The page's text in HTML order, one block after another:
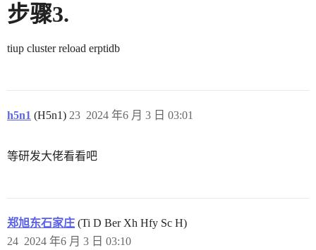
步骤3.
tiup cluster reload erptidb
h5n1 (H5n1) 2024 年6 月 3 日 03:01
23
等研发大佬看看吧
郑旭东石家庄 (Ti D Ber Xh Hfy Sc H)
2024 年6 月 3 日 03:10
24